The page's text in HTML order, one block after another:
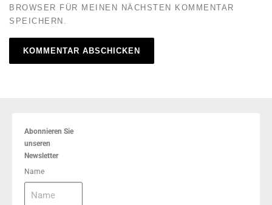
BROWSER FÜR MEINEN NÄCHSTEN KOMMENTAR
SPEICHERN.
Abonnieren Sie
unseren
Newsletter
Name